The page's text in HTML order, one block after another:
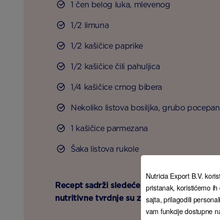
1 čen belog luka, mlevenog
1/2 limuna
1/2 kašičice paprike
1/2 kašičice čili pahuljica
1/4 kašičice crnog bibera
Nekoliko listova bosiljka, grubo
1 kašičice parmezana
Šaka listova rukole
Recept sadrži sledeće alergene: rakovi,
nutritivne tvrdnje su zasnovane na analizi
Nutricia Export B.V.
pristanak, koristićemo
sajta, prilagodili
vam funkcije dostupne